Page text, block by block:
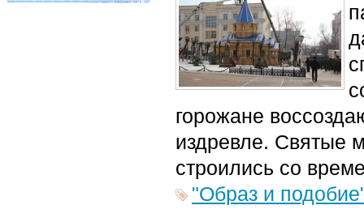
горожане
издревле. Святые
строились со
"Образ и